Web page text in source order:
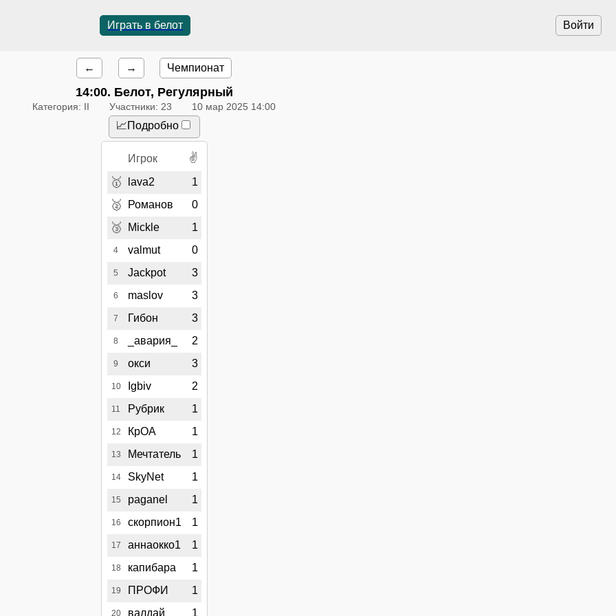
Войти
Играть в белот
← → Чемпионат
14:00. Белот, Регулярный
Категория: II Участники: 23 10 мар 2025 14:00
📈Подробно
Игрок ✌
🥇 lava2 1
🥈 Романов 0
🥉 Mickle 1
4 valmut 0
5 Jackpot 3
6 maslov 3
7 Гибон 3
8 _авария_ 2
9 окси 3
10 Igbiv 2
11 Рубрик 1
12 КрОА 1
13 Мечтатель 1
14 SkyNet 1
15 paganel 1
16 скорпион1 1
17 аннаокко1 1
18 капибара 1
19 ПРОФИ 1
20 валдай 1